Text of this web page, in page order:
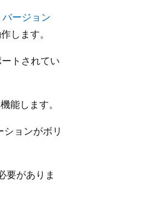
ージョン
します。
トされてい
能します。
ョンがボリ
要がありま